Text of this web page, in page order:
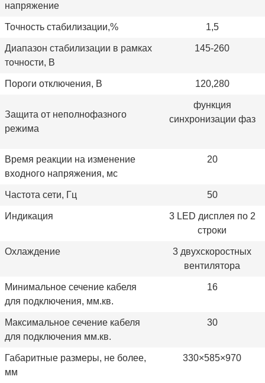
напряжение
Точность стабилизации,% 1,5
Диапазон стабилизации в рамках
точности, В
145-260
Пороги отключения, В 120,280
Защита от неполнофазного
режима
функция
синхронизации фаз
Время реакции на изменение
входного напряжения, мс
20
Частота сети, Гц 50
Индикация
3 LED дисплея по 2
строки
Охлаждение
3 двухскоростных
вентилятора
Минимальное сечение кабеля
для подключения, мм.кв.
16
Максимальное сечение кабеля
для подключения мм.кв.
30
Габаритные размеры, не более,
мм
330×585×970